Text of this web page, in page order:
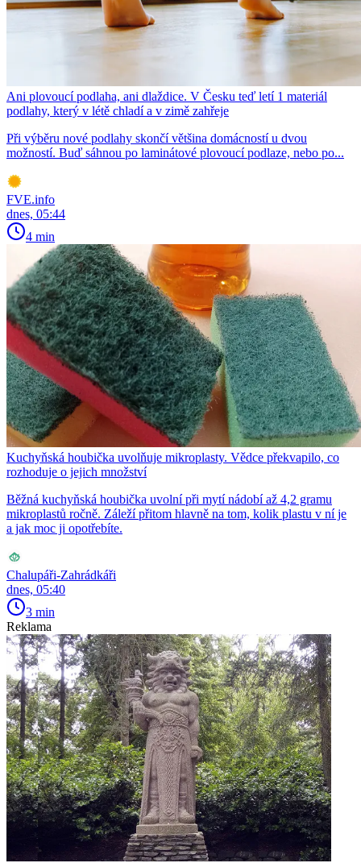
Ani plovoucí podlaha, ani dlaždice. V Česku teď letí 1 materiál
podlahy, který v létě chladí a v zimě zahřeje
Při výběru nové podlahy skončí většina domácností u dvou
možností. Buď sáhnou po laminátové plovoucí podlaze, nebo po...
FVE.info
dnes, 05:44
4 min
Kuchyňská houbička uvolňuje mikroplasty. Vědce překvapilo, co
rozhoduje o jejich množství
Běžná kuchyňská houbička uvolní při mytí nádobí až 4,2 gramu
mikroplastů ročně. Záleží přitom hlavně na tom, kolik plastu v ní je
a jak moc ji opotřebíte.
Chalupáři-Zahrádkáři
dnes, 05:40
3 min
Reklama